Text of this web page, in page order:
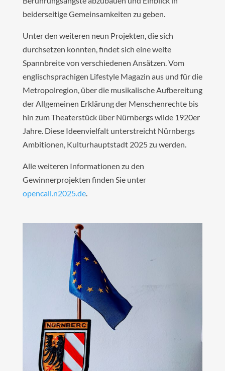
beiderseitige Gemeinsamkeiten zu geben.
Unter den weiteren neun Projekten, die sich
durchsetzen konnten, findet sich eine weite
Spannbreite von verschiedenen Ansätzen. Vom
englischsprachigen Lifestyle Magazin aus und für die
Metropolregion, über die musikalische Aufbereitung
der Allgemeinen Erklärung der Menschenrechte bis
hin zum Theaterstück über Nürnbergs wilde 1920er
Jahre. Diese Ideenvielfalt unterstreicht Nürnbergs
Ambitionen, Kulturhauptstadt 2025 zu werden.
Alle weiteren Informationen zu den
Gewinnerprojekten finden Sie unter
opencall.n2025.de.